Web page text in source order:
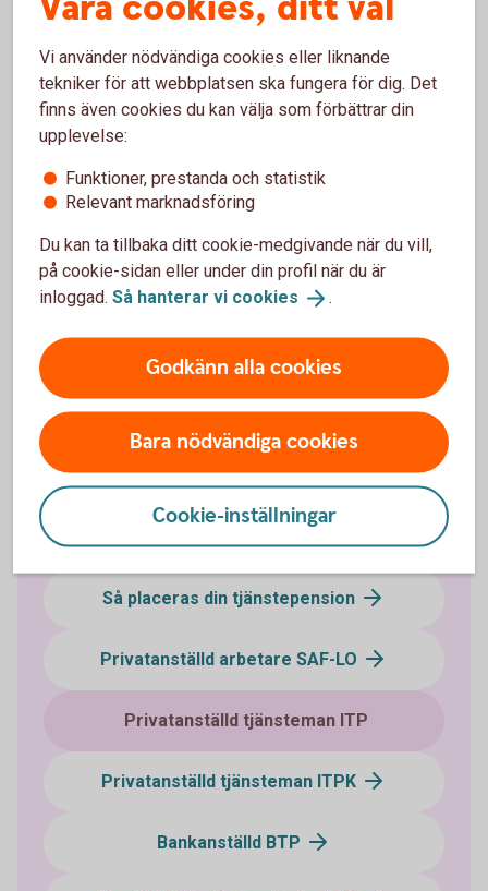
byta fonder och ändra framtida insättningar för
behöver är ett Mobilt BankID, du behöver inte ha vår
internetbank eller app sedan innan.
Logga in i Mina
Gör ditt pensionsval
Läs mer om tjänstepension ITP och gör ditt val.
Avtalat
Vilket avtalsområde tillhör du?
Så placeras din tjänstepension
Privatanställd arbetare SAF-LO
Privatanställd tjänsteman ITP
Privatanställd tjänsteman ITPK
Bankanställd BTP
Vi använder nödvändiga cookies eller liknande
tekniker för att webbplatsen ska fungera för dig. Det
finns även cookies du kan välja som förbättrar din
upplevelse:
Funktioner, prestanda och statistik
Relevant marknadsföring
Du kan ta tillbaka ditt cookie-medgivande när du vill,
på cookie-sidan eller under din profil när du är
inloggad. Så hanterar vi cookies .
Godkänn alla cookies
Bara nödvändiga cookies
Cookie-inställningar